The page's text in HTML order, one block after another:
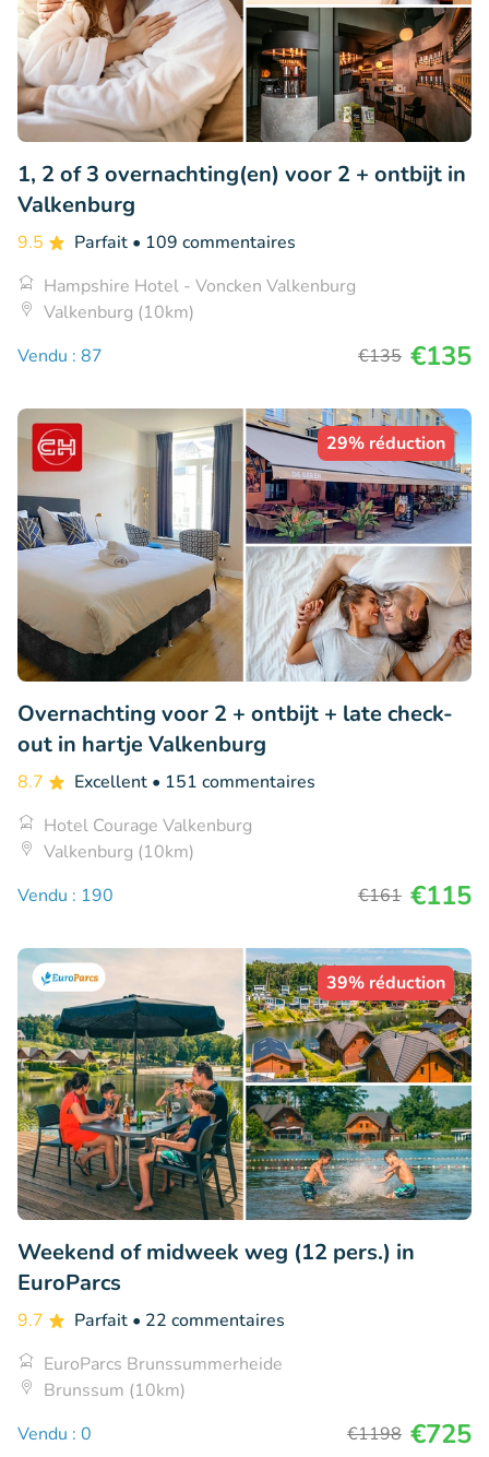
1, 2 of 3 overnachting(en) voor 2 + ontbijt in
Valkenburg
9.5 Parfait • 109 commentaires
Hampshire Hotel - Voncken Valkenburg
Valkenburg (10km)
Vendu : 87
€135 €135
29% réduction
Overnachting voor 2 + ontbijt + late check-
out in hartje Valkenburg
8.7 Excellent • 151 commentaires
Hotel Courage Valkenburg
Valkenburg (10km)
Vendu : 190
€161 €115
39% réduction
Weekend of midweek weg (12 pers.) in
EuroParcs
9.7 Parfait • 22 commentaires
EuroParcs Brunssummerheide
Brunssum (10km)
Vendu : 0
€1198 €725